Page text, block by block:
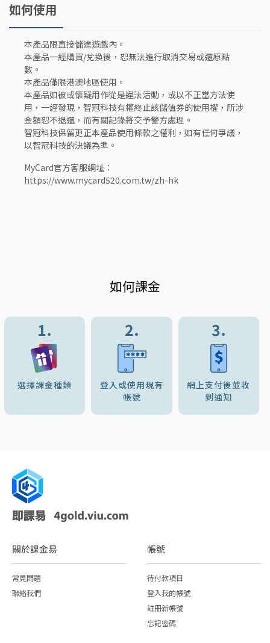
如何使用
本產品限直接儲進遊戲內。
本產品一經購買/兌換後，恕無法進行取消交易或還原點
數。
本產品僅限港澳地區使用。
本產品如被或懷疑用作從是違法活動，或以不正當方法使
用，一經發現，智冠科技有權終止該儲值券的使用權，所涉
金額恕不退還，而有關記錄將交予警方處理。
智冠科技保留更正本產品使用條款之權利，如有任何爭議，
以智冠科技的決議為準。
MyCard官方客服網址：
https://www.mycard520.com.tw/zh-hk
如何課金
1.
選擇課金種類
2.
登入或使用現有
帳號
3.
網上支付後並收
到通知
關於課金易
常見問題
聯絡我們
帳號
待付款項目
登入我的帳號
註冊新帳號
忘記密碼